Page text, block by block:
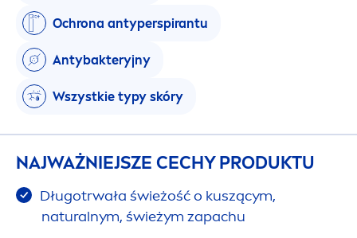
Ochrona antyperspirantu
Antybakteryjny
Wszystkie typy skóry
NAJWAŻNIEJSZE CECHY PRODUKTU
Długotrwała świeżość o kuszącym,
naturalnym, świeżym zapachu